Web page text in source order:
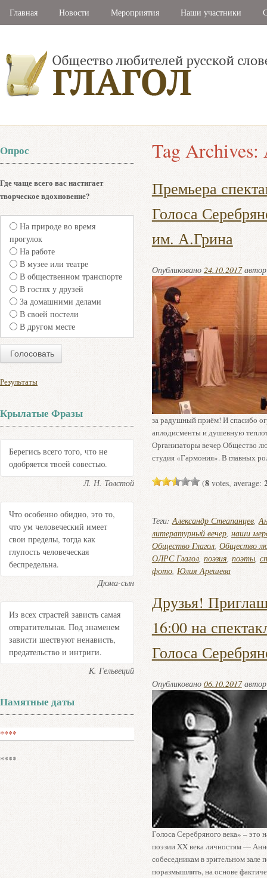
Главная Новости Мероприятия Наши участники
Tag Archives:
Премьера
Голоса
им. А.Грина
Опубликовано 24.10.2017
за радушный приём! И спасибо
аплодисменты и душевную
Организаторы вечер Общество
студия «Гармония». В главных
(8votes, average:
Теги:Александр Стеапанцев,
литературный вечер, наши
Общество Глагол, Общество
ОЛРС Глагол, поэзия, поэты,
фото, Юлия Арешева
Друзья!
16:00 на
Голоса
Опубликовано 06.10.2017
Голоса Серебряного века» – это
поэзии XX века личностям —
собеседникам в зрительном
поразмышлять, на основе
Опрос
Где чаще всего вас настигает
творческое вдохновение?
На природе во время
прогулок
На работе
В музее или театре
В общественном транспорте
В гостях у друзей
За домашними делами
В своей постели
В другом месте
Результаты
Крылатые Фразы
Берегись всего того, что не
одобряется твоей совестью.
Л. Н. Толстой
Что особенно обидно, это то,
что ум человеческий имеет
свои пределы, тогда как
глупость человеческая
беспредельна.
Дюма-сын
Из всех страстей зависть самая
отвратительная. Под знаменем
зависти шествуют ненависть,
предательство и интриги.
К. Гельвеций
Памятные даты
****
****